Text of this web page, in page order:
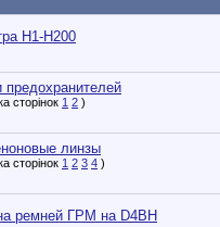
Н1-Н200
предохранителей
1 2 )
линзы
1 2 3 4 )
ремней ГРМ на D4BH